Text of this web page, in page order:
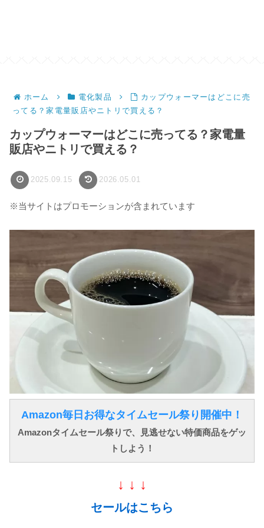
ホーム 電化製品
カップウォーマーはどこに売
ってる？家電量販店やニトリで買える？
カップウォーマーはどこに売ってる？家電量
販店やニトリで買える？
2025.09.15 2026.05.01
※当サイトはプロモーションが含まれています
Amazon毎日お得なタイムセール祭り開催中！
Amazonタイムセール祭りで、見逃せない特価商品をゲッ
トしよう！
↓ ↓ ↓
セールはこちら